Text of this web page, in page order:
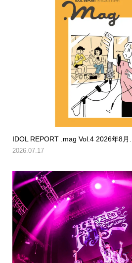
IDOL REPORT .mag Vol.4 2026年8月...
2026.07.17